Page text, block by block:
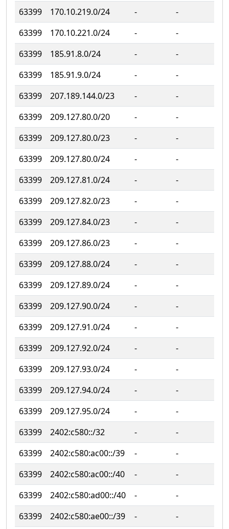
63399
170.10.219.0/24 ‐
‐
63399
170.10.221.0/24 ‐
‐
63399
185.91.8.0/24 ‐
‐
63399
185.91.9.0/24 ‐
‐
63399
207.189.144.0/23 ‐
‐
63399
209.127.80.0/20 ‐
‐
63399
209.127.80.0/23 ‐
‐
63399
209.127.80.0/24 ‐
‐
63399
209.127.81.0/24 ‐
‐
63399
209.127.82.0/23 ‐
‐
63399
209.127.84.0/23 ‐
‐
63399
209.127.86.0/23 ‐
‐
63399
209.127.88.0/24 ‐
‐
63399
209.127.89.0/24 ‐
‐
63399
209.127.90.0/24 ‐
‐
63399
209.127.91.0/24 ‐
‐
63399
209.127.92.0/24 ‐
‐
63399
209.127.93.0/24 ‐
‐
63399
209.127.94.0/24 ‐
‐
63399
209.127.95.0/24 ‐
‐
63399
2402:c580::/32 ‐
‐
63399
2402:c580:ac00::/39 ‐
‐
63399
2402:c580:ac00::/40 ‐
‐
63399
2402:c580:ad00::/40 ‐
‐
63399
2402:c580:ae00::/39 ‐
‐